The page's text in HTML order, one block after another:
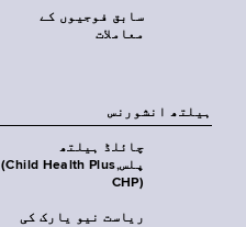
سابق فوجیوں کے
معاملات
‏ہیلتھ انشورنس
چائلڈ ہیلتھ
پلس‎(Child Health Plus,
CHP)‎
ریاست نیو یارک کی